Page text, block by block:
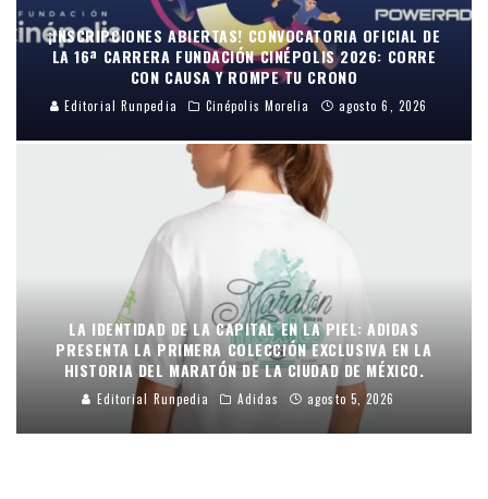
¡INSCRIPCIONES ABIERTAS! CONVOCATORIA OFICIAL DE
LA 16ª CARRERA FUNDACIÓN CINÉPOLIS 2026: CORRE
CON CAUSA Y ROMPE TU CRONO
Editorial Runpedia Cinépolis Morelia agosto 6, 2026
LA IDENTIDAD DE LA CAPITAL EN LA PIEL: ADIDAS
PRESENTA LA PRIMERA COLECCIÓN EXCLUSIVA EN LA
HISTORIA DEL MARATÓN DE LA CIUDAD DE MÉXICO.
Editorial Runpedia Adidas agosto 5, 2026